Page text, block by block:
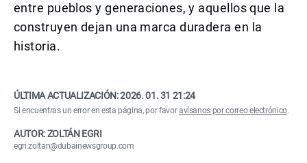
entre pueblos y generaciones, y aquellos que la
construyen dejan una marca duradera en la
historia.
ÚLTIMA ACTUALIZACIÓN:2026. 01. 31 21:24
Si encuentras un error en esta página, por favoravísanos por correo electrónico.
AUTOR: ZOLTÁN EGRI
egri.zoltan@dubainewsgroup.com